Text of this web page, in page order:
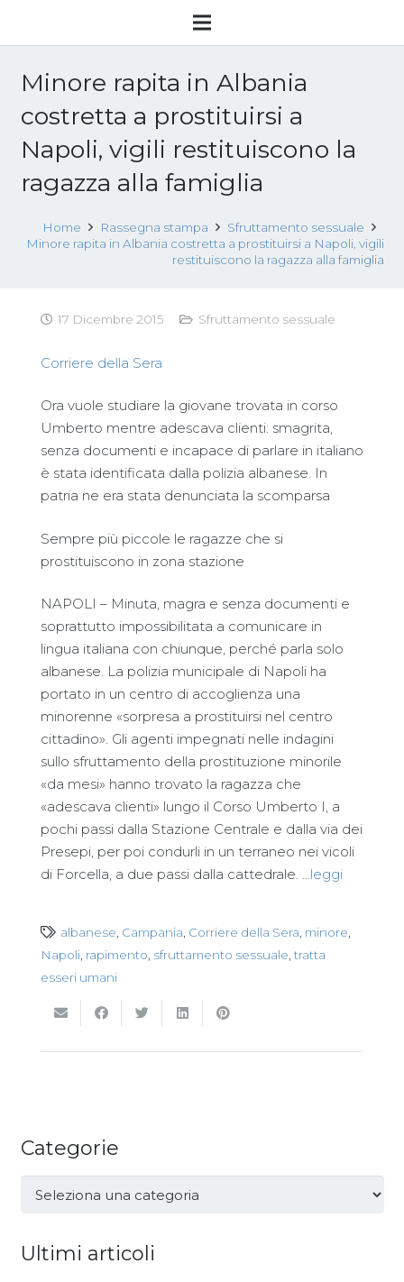
Minore rapita in Albania
costretta a prostituirsi a
Napoli, vigili restituiscono la
ragazza alla famiglia
Home Rassegna stampa
Sfruttamento sessuale
Minore rapita in Albania costretta a prostituirsi a Napoli, vigili
restituiscono la ragazza alla famiglia
17 Dicembre 2015 Sfruttamento sessuale
Corriere della Sera
Ora vuole studiare la giovane trovata in corso
Umberto mentre adescava clienti: smagrita,
senza documenti e incapace di parlare in italiano
è stata identificata dalla polizia albanese. In
patria ne era stata denunciata la scomparsa
Sempre più piccole le ragazze che si
prostituiscono in zona stazione
NAPOLI – Minuta, magra e senza documenti e
soprattutto impossibilitata a comunicare in
lingua italiana con chiunque, perché parla solo
albanese. La polizia municipale di Napoli ha
portato in un centro di accoglienza una
minorenne «sorpresa a prostituirsi nel centro
cittadino». Gli agenti impegnati nelle indagini
sullo sfruttamento della prostituzione minorile
«da mesi» hanno trovato la ragazza che
«adescava clienti» lungo il Corso Umberto I, a
pochi passi dalla Stazione Centrale e dalla via dei
Presepi, per poi condurli in un terraneo nei vicoli
di Forcella, a due passi dalla cattedrale. …leggi
albanese, Campania, Corriere della Sera, minore,
Napoli, rapimento, sfruttamento sessuale, tratta
esseri umani
Categorie
Categorie
Ultimi articoli